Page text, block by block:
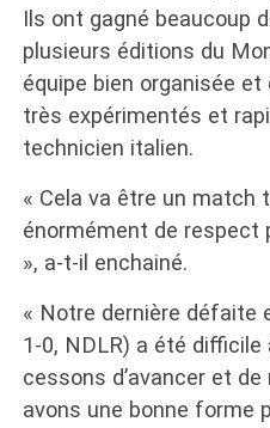
Ils ont gagné beaucoup
plusieurs éditions du
équipe bien organisée
très expérimentés et
technicien italien.
« Cela va être un match
énormément de respect
», a-t-il enchainé.
« Notre dernière défaite
1-0, NDLR) a été
cessons d’avancer et
avons une bonne forme